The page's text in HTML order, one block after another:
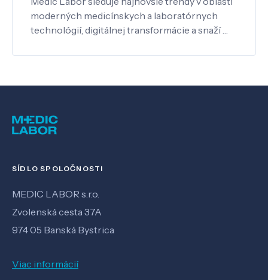
moderných medicínskych a laboratórnych
technológií, digitálnej transformácie a snaží …
SÍDLO SPOLOČNOSTI
MEDIC LABOR s.r.o.
Zvolenská cesta 37A
974 05 Banská Bystrica
Viac informácií